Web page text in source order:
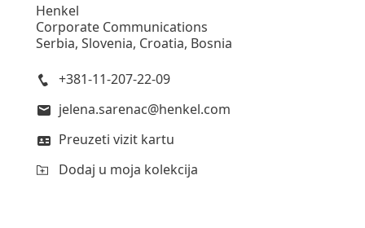
Henkel
Corporate Communications
Serbia, Slovenia, Croatia, Bosnia
+381-11-207-22-09
jelena.sarenac@henkel.com
Preuzeti vizit kartu
Dodaj u moja kolekcija